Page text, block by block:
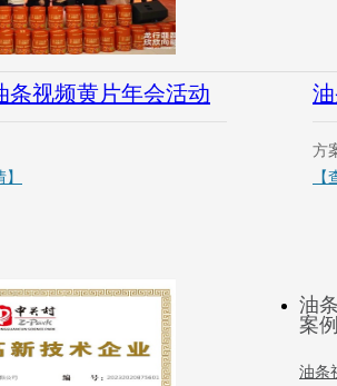
条视频黄片年会活动
方
油
案
油条